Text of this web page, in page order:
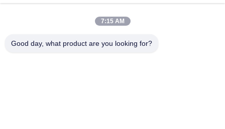
Bagger Earth Moving Bucket 4 Zoll-1 für Hyundai R50 - R300
Kundengebundener universeller Eimer NM400 für 120 Ton
7:15 AM
Good day, what product are you looking for?